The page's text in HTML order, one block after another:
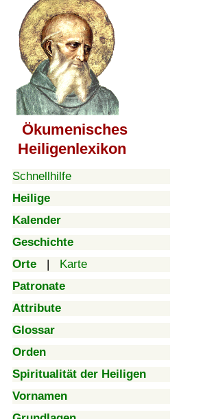
Ökumenisches
Heiligenlexikon
Schnellhilfe
Heilige
Kalender
Geschichte
Orte | Karte
Patronate
Attribute
Glossar
Orden
Spiritualität der Heiligen
Vornamen